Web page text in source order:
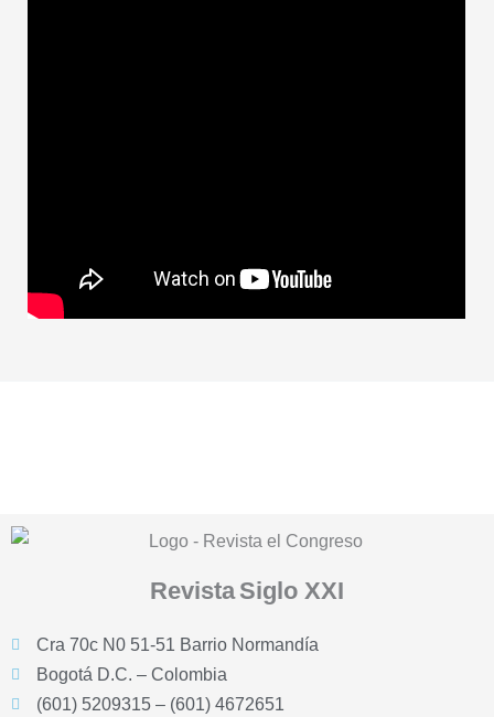
Revista Siglo XXI
Cra 70c N0 51-51 Barrio Normandía
Bogotá D.C. – Colombia
(601) 5209315 – (601) 4672651